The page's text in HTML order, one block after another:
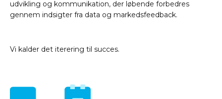
udvikling og kommunikation, der løbende forbedres
gennem indsigter fra data og markedsfeedback.
Vi kalder det iterering til succes.